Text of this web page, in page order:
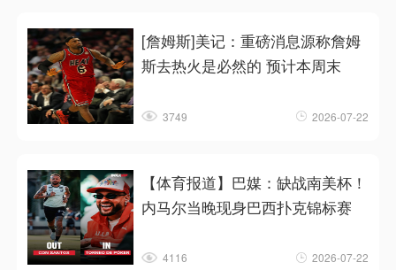
[詹姆斯]美记：重磅消息源称詹姆
斯去热火是必然的 预计本周末
3749 2026-07-22
【体育报道】巴媒：缺战南美杯！
内马尔当晚现身巴西扑克锦标赛
4116 2026-07-22